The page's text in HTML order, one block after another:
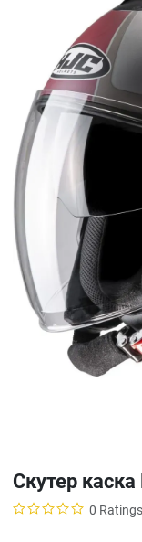
Скутер каска
0 Ratings